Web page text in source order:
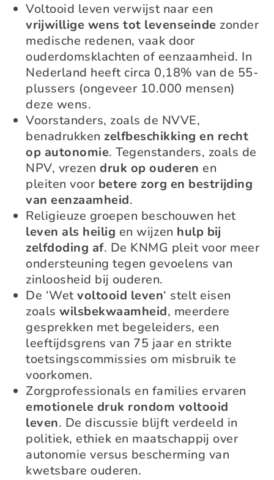
Voltooid leven verwijst naar een
vrijwillige wens tot levenseinde zonder
medische redenen, vaak door
ouderdomsklachten of eenzaamheid. In
Nederland heeft circa 0,18% van de 55-
plussers (ongeveer 10.000 mensen)
deze wens.
Voorstanders, zoals de NVVE,
benadrukken zelfbeschikking en recht
op autonomie. Tegenstanders, zoals de
NPV, vrezendruk op ouderen en
pleiten voor betere zorg en bestrijding
van eenzaamheid.
Religieuze groepen beschouwen het
leven als heilig en wijzen hulp bij
zelfdoding af. De KNMG pleit voor meer
ondersteuning tegen gevoelens van
zinloosheid bij ouderen.
De ‘Wetvoltooid leven‘ stelt eisen
zoalswilsbekwaamheid, meerdere
gesprekken met begeleiders, een
leeftijdsgrens van 75 jaar en strikte
toetsingscommissies om misbruik te
voorkomen.
Zorgprofessionals en families ervaren
emotionele druk rondom voltooid
leven. De discussie blijft verdeeld in
politiek, ethiek en maatschappij over
autonomie versus bescherming van
kwetsbare ouderen.